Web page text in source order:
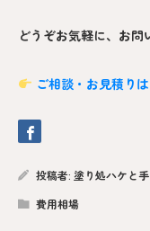
どうぞお気軽に、お
ご相談・お見積り
投稿者: 塗り処ハケと
費用相場